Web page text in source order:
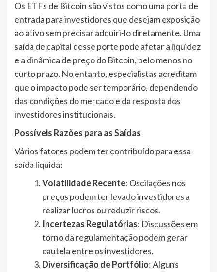
Os ETFs de Bitcoin são vistos como uma porta de
entrada para investidores que desejam exposição
ao ativo sem precisar adquiri-lo diretamente. Uma
saída de capital desse porte pode afetar a liquidez
e a dinâmica de preço do Bitcoin, pelo menos no
curto prazo. No entanto, especialistas acreditam
que o impacto pode ser temporário, dependendo
das condições do mercado e da resposta dos
investidores institucionais.
Possíveis Razões para as Saídas
Vários fatores podem ter contribuído para essa
saída líquida:
Volatilidade Recente: Oscilações nos
preços podem ter levado investidores a
realizar lucros ou reduzir riscos.
Incertezas Regulatórias: Discussões em
torno da regulamentação podem gerar
cautela entre os investidores.
Diversificação de Portfólio: Alguns